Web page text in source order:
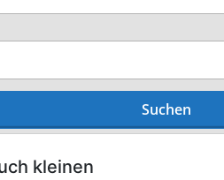
Suchen
kleinen